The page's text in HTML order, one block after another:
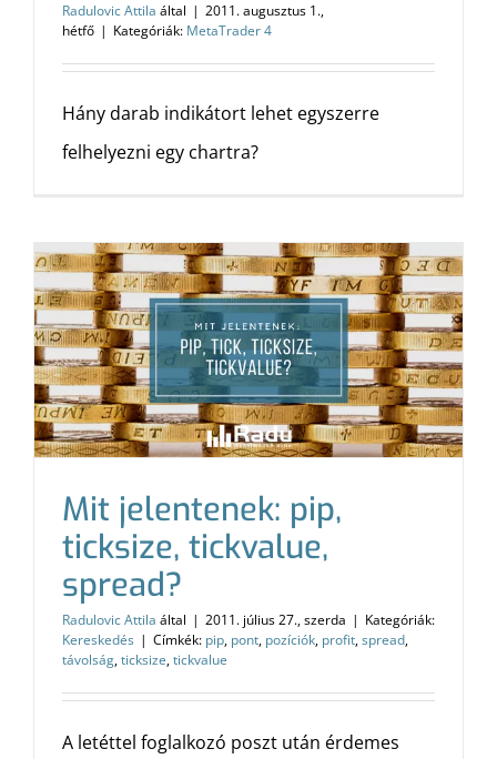
Radulovic Attila által | 2011. augusztus 1.,
hétfő | Kategóriák: MetaTrader 4
Hány darab indikátort lehet egyszerre
felhelyezni egy chartra?
Mit jelentenek: pip,
ticksize, tickvalue,
spread?
Radulovic Attila által | 2011. július 27., szerda | Kategóriák:
Kereskedés | Címkék: pip, pont, pozíciók, profit,spread,
távolság,ticksize,tickvalue
A letéttel foglalkozó poszt után érdemes